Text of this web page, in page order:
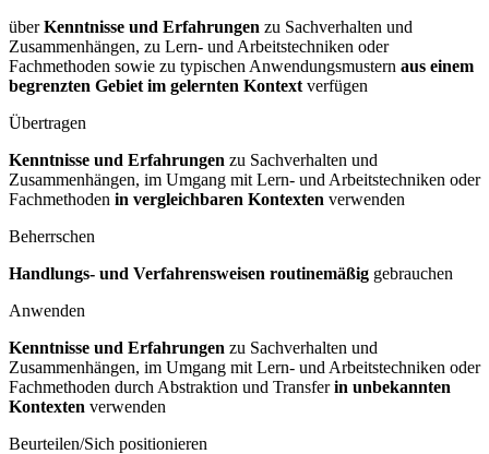
überKenntnisse und Erfahrungen zu Sachverhalten und
Zusammenhängen, zu Lern- und Arbeitstechniken oder
Fachmethoden sowie zu typischen Anwendungsmustern aus einem
begrenzten Gebiet im gelernten Kontext verfügen
Übertragen
Kenntnisse und Erfahrungen zu Sachverhalten und
Zusammenhängen, im Umgang mit Lern- und Arbeitstechniken oder
Fachmethoden in vergleichbaren Kontexten verwenden
Beherrschen
Handlungs- und Verfahrensweisen routinemäßig gebrauchen
Anwenden
Kenntnisse und Erfahrungen zu Sachverhalten und
Zusammenhängen, im Umgang mit Lern- und Arbeitstechniken oder
Fachmethoden durch Abstraktion und Transferin unbekannten
Kontexten verwenden
Beurteilen/Sich positionieren